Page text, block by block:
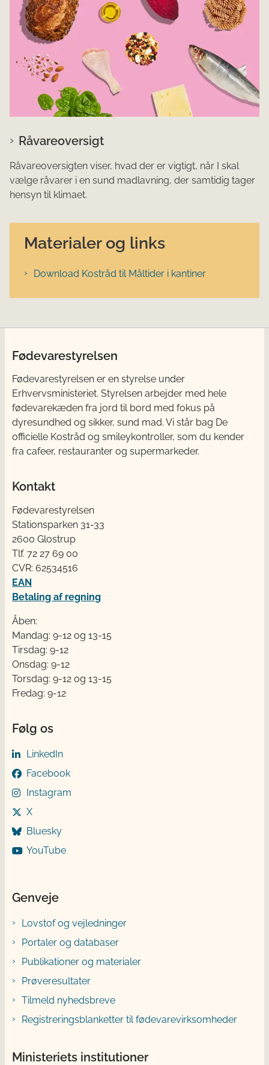
Råvareoversigt
Råvareoversigten viser, hvad der er vigtigt, når I skal
vælge råvarer i en sund madlavning, der samtidig tager
hensyn til klimaet.
Materialer og links
Download Kostråd til Måltider i kantiner
Fødevarestyrelsen
Fødevarestyrelsen er en styrelse under
Erhvervsministeriet. Styrelsen arbejder med hele
fødevarekæden fra jord til bord med fokus på
dyresundhed og sikker, sund mad. Vi står bag De
officielle Kostråd og smileykontroller, som du kender
fra cafeer, restauranter og supermarkeder.
Kontakt
Fødevarestyrelsen
Stationsparken 31-33
2600 Glostrup
Tlf. 72 2​​​7 69 00
CVR: 62534516
EAN
Betaling af regning
Åben:
Mandag: 9-12 og 13-15
Tirsdag: 9-12
Onsdag: 9-12
Torsdag: 9-12 og 13-15
Fredag: 9-12
Følg os
LinkedIn
Facebook
Instagram
X
Bluesky
YouTube
Genveje
Lovstof og vejledninger
Portaler og databaser
Publikationer og materialer
Prøveresultater
Tilmeld nyhedsbreve
Registreringsblanketter til fødevarevirksomheder
Ministeriets institutioner